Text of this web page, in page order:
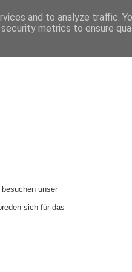
unser
sich für das
and to analyze traffic.
metrics to ensure